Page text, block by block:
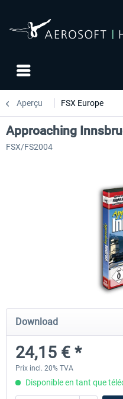
Aperçu FSX Europe
Mega Airport Frankfurt V2.0
30,20 € *
Approaching
FSX/FS2004
Download
24,15 € *
Prix incl. 20% TVA
Disponible en tant que